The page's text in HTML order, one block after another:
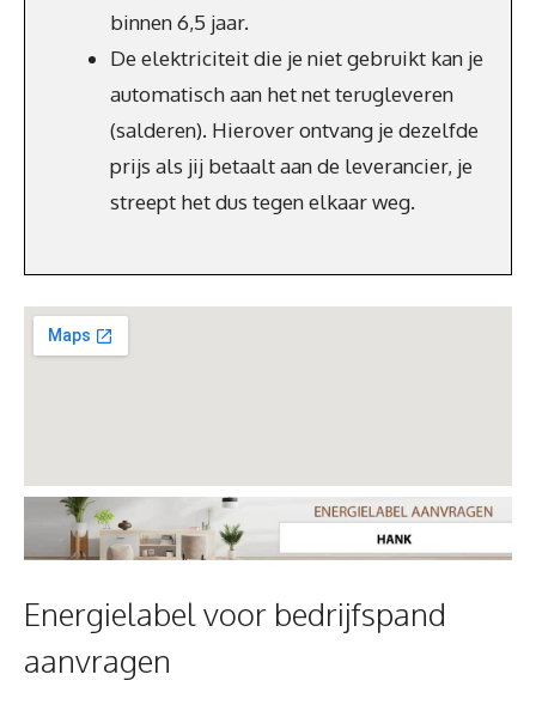
binnen 6,5 jaar.
De elektriciteit die je niet gebruikt kan je
automatisch aan het net terugleveren
(salderen). Hierover ontvang je dezelfde
prijs als jij betaalt aan de leverancier, je
streept het dus tegen elkaar weg.
Energielabel voor bedrijfspand
aanvragen